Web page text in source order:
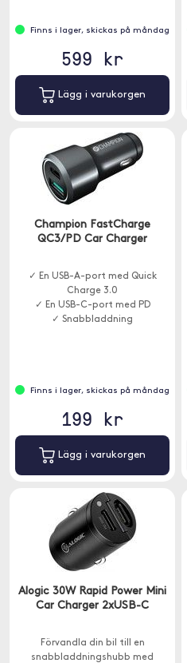
Finns i lager, skickas på måndag
599 kr
Lägg i varukorgen
Champion FastCharge
QC3/PD Car Charger
✓ En USB-A-port med Quick
Charge 3.0
✓ En USB-C-port med PD
✓ Snabbladdning
Finns i lager, skickas på måndag
199 kr
Lägg i varukorgen
Alogic 30W Rapid Power Mini
Car Charger 2xUSB-C
Förvandla din bil till en
snabbladdningshubb med